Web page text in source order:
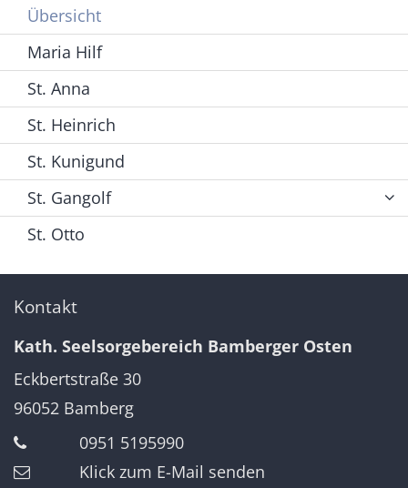
Übersicht
Maria Hilf
St. Anna
St. Heinrich
St. Kunigund
St. Gangolf
St. Otto
Kontakt
Kath. Seelsorgebereich Bamberger Osten
Eckbertstraße 30
96052 Bamberg
0951 5195990
Klick zum E-Mail senden